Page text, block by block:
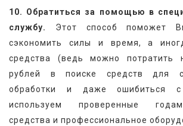
10. Обратиться за помощью в
службу.
Этот способ поможет
сэкономить силы и время, а
средства (ведь можно потратить
рублей в поиске средств для
обработки и даже ошибиться
используем проверенные
средства и профессиональное